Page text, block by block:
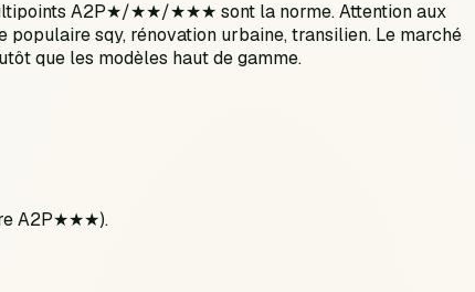
A2P★/★★/★★★ sont la norme. Attention aux
sqy, rénovation urbaine, transilien. Le marché
que les modèles haut de gamme.
A2P★★★).